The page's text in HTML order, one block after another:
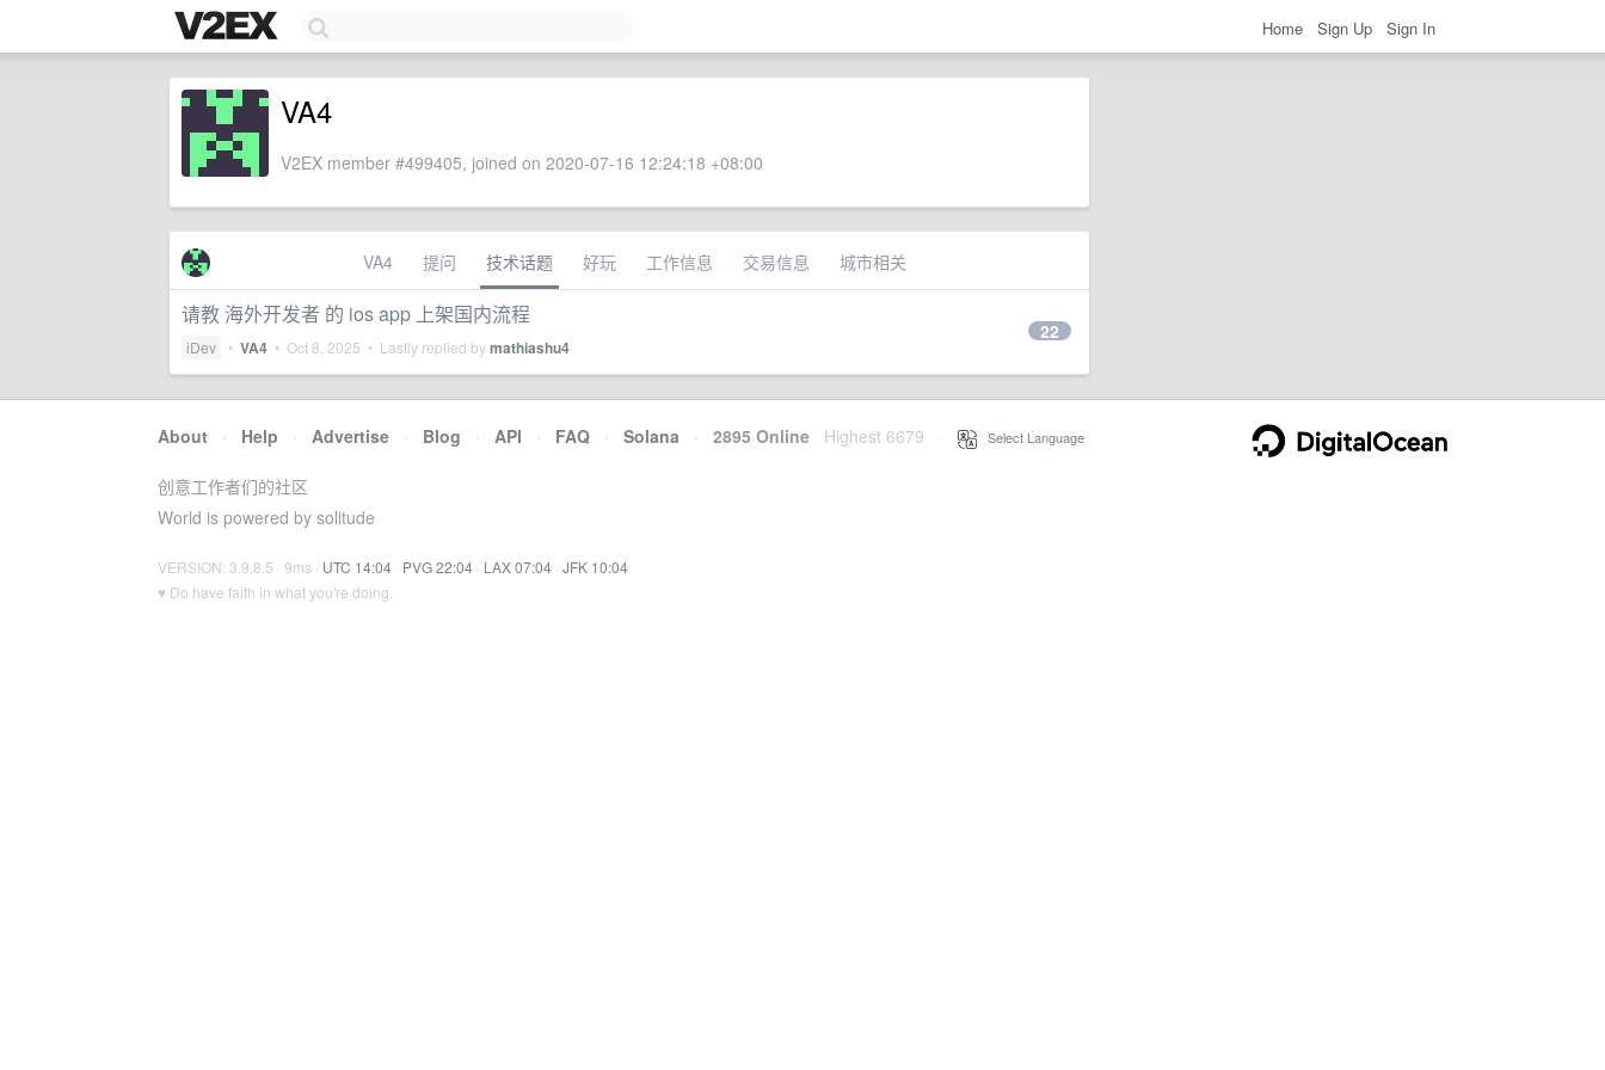
Home Sign Up Sign In
VA4
V2EX member #499405, joined on 2020-07-16 12:24:18 +08:00
VA4 提问 技术话题 好玩 工作信息 交易信息 城市相关
请教 海外开发者 的 ios app 上架国内流程
iDev • VA4 • Oct 8, 2025 • Lastly replied bymathiashu4
22
About · Help · Advertise · Blog · API · FAQ · Solana · 2895 Online Highest 6679 Select Language
创意工作者们的社区
World is powered by solitude
VERSION: 3.9.8.5 · 9ms · UTC 14:04 · PVG 22:04 · LAX 07:04 · JFK 10:04
♥ Do have faith in what you're doing.